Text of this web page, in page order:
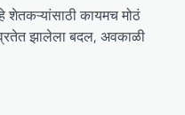
शेतकऱ्यांसाठी कायमच मोठं
झालेला बदल, अवकाळी